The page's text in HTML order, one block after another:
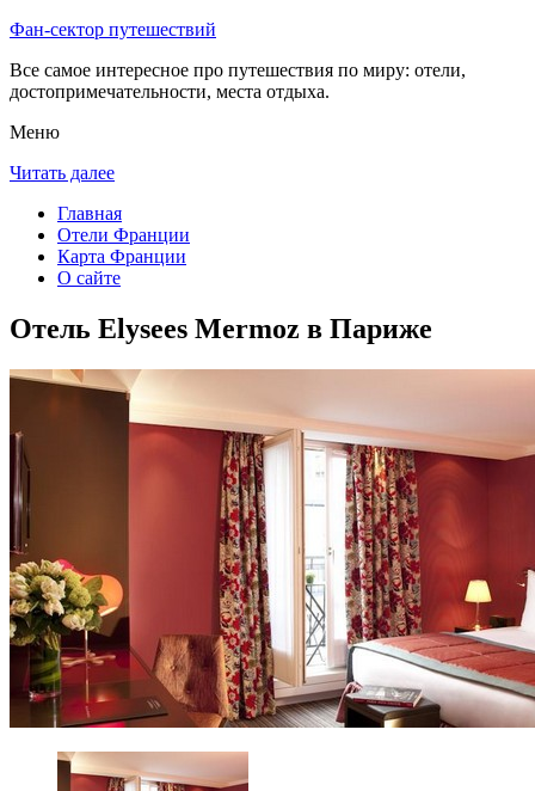
Фан-сектор путешествий
Все самое интересное про путешествия по миру: отели,
достопримечательности, места отдыха.
Меню
Читать далее
Главная
Отели Франции
Карта Франции
О сайте
Отель Elysees Mermoz в Париже